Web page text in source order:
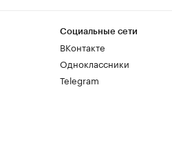
Социальные сети
ВКонтакте
Одноклассники
Telegram